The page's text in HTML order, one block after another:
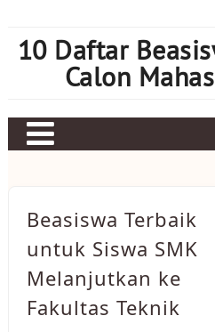
content
10 Daftar
Calon
Judi bola
Mahjong Ways 2
Slot Kamboja
Beasiswa Terbaik
untuk Siswa SMK
Melanjutkan ke
Fakultas Teknik